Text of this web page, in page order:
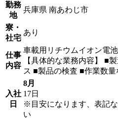
勤務
地
兵庫県 南あわじ市
寮・
社宅
あり
仕事
内容
車載用リチウムイオン電
【具体的な業務内容】 ■
ス ■製品の検査 ■作業数量
入社
日
8月
17日
※目安になります、表記
い